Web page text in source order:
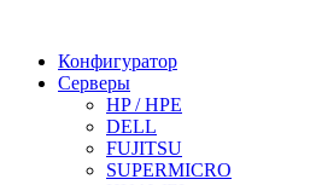
Конфигуратор
Серверы
HP / HPE
DELL
FUJITSU
SUPERMICRO